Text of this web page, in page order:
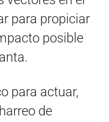
para propiciar
posible
para actuar,
de